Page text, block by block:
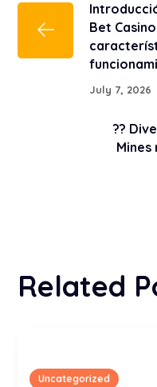
Bet
July 7, 2026
??
Related
Uncategorized